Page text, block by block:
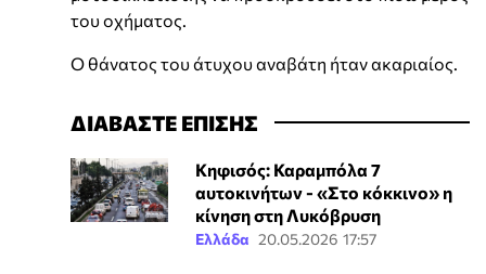
του οχήματος.
Ο θάνατος του άτυχου αναβάτη ήταν ακαριαίος.
ΔΙΑΒΑΣΤΕ ΕΠΙΣΗΣ
Κηφισός: Καραμπόλα 7
αυτοκινήτων - «Στο κόκκινο» η
κίνηση στη Λυκόβρυση
Ελλάδα 20.05.2026 17:57